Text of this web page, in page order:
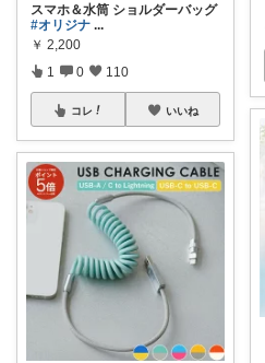
スマホ＆水筒 ショルダーバッグ
#オリジナ ...
￥ 2,200
1 0 110
コレ いいね